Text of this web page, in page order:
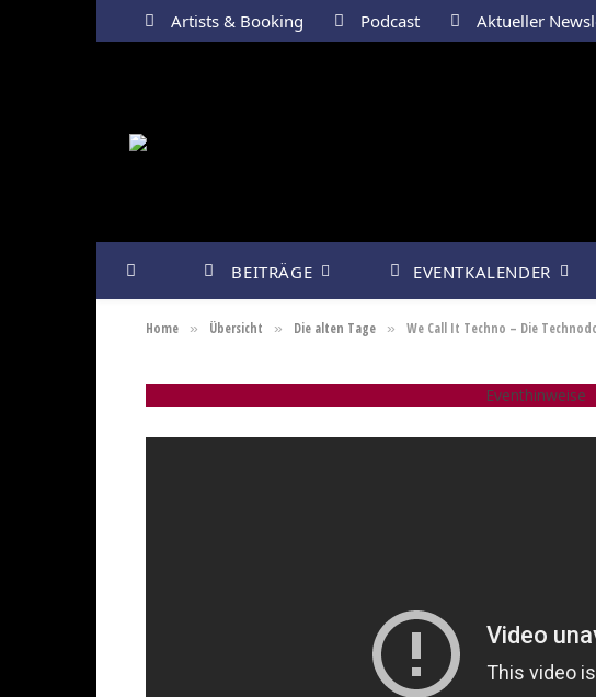
Artists & Booking Podcast Aktueller
BEITRÄGE EVENTKALENDER
Home » Übersicht » Die alten Tage » We Call It Techno – Die
Eventhinweise